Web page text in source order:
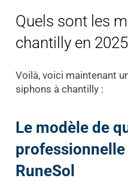
Quels sont les
chantilly en
Voilà, voici maintenant
siphons à chantilly :
Le modèle de
professionnelle
RuneSol